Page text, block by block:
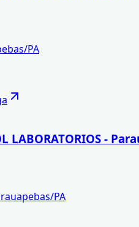
PA
LABORATORIOS -
PA